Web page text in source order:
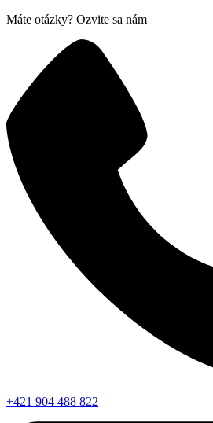
Máte otázky? Ozvite sa nám
+421 904 488 822